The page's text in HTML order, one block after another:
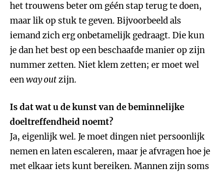
het trouwens beter om géén stap terug te doen,
maar lik op stuk te geven. Bijvoorbeeld als
iemand zich erg onbetamelijk gedraagt. Die kun
je dan het best op een beschaafde manier op zijn
nummer zetten. Niet klem zetten; er moet wel
eenway outzijn.
Is dat wat u de kunst van de beminnelijke
doeltreffendheid noemt?
Ja, eigenlijk wel. Je moet dingen niet persoonlijk
nemen en laten escaleren, maar je afvragen hoe je
met elkaar iets kunt bereiken. Mannen zijn soms